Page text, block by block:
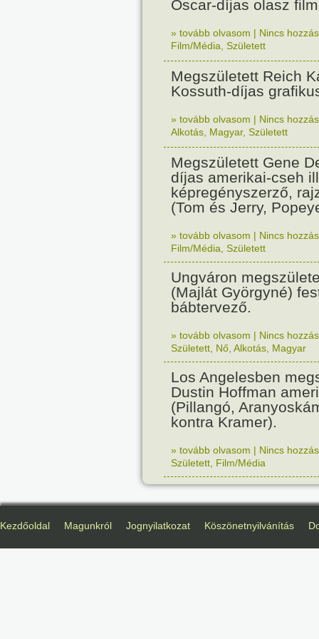
Oscar-díjas olasz
» tovább olvasom | Nincs
Film/Média Született
Megszületett Reich
Kossuth-díjas
» tovább olvasom | Nincs
Alkotás Magyar, Született
Megszületett Gene
díjas amerikai-cseh
képregényszerző,
(Tom és Jerry,
» tovább olvasom | Nincs
Film/Média Született
Ungváron
(Majlát Györgyné)
bábtervező.
» tovább olvasom | Nincs
Született Nő Alkotás Magyar
Los Angelesben
Dustin Hoffman
(Pillangó,
kontra Kramer).
» tovább olvasom | Nincs
Született Film/Média
Kezdőoldal Magunkról Jognyilatkozat Köszönetnyilvánítás